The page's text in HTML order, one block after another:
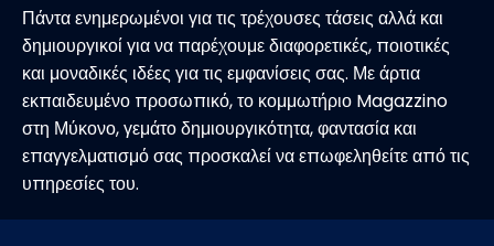
Πάντα ενημερωμένοι για τις τρέχουσες τάσεις αλλά και
δημιουργικοί για να παρέχουμε διαφορετικές, ποιοτικές
και μοναδικές ιδέες για τις εμφανίσεις σας. Με άρτια
εκπαιδευμένο προσωπικό, το κομμωτήριο Magazzino
στη Μύκονο, γεμάτο δημιουργικότητα, φαντασία και
επαγγελματισμό σας προσκαλεί να επωφεληθείτε από τις
υπηρεσίες του.